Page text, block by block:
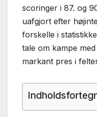
scoringer i 87. og
uafgjort efter
forskelle i
tale om kampe
markant pres i